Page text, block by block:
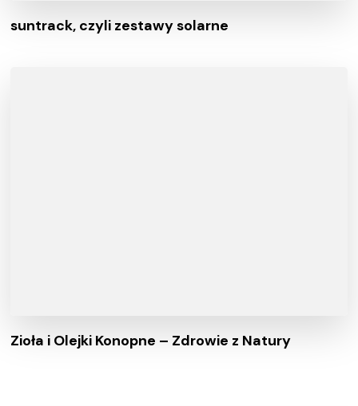
suntrack, czyli zestawy solarne
Zioła i Olejki Konopne – Zdrowie z Natury